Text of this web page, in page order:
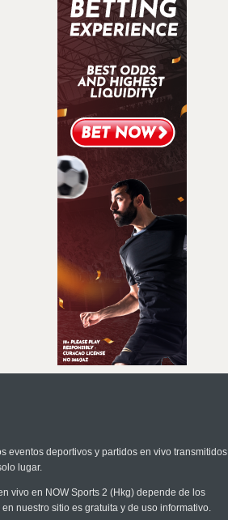
eventos deportivos y partidos en vivo transmitidos
lugar.
vivo en NOW Sports 2 (Hkg) depende de los
nuestro sitio es gratuita y de uso informativo.